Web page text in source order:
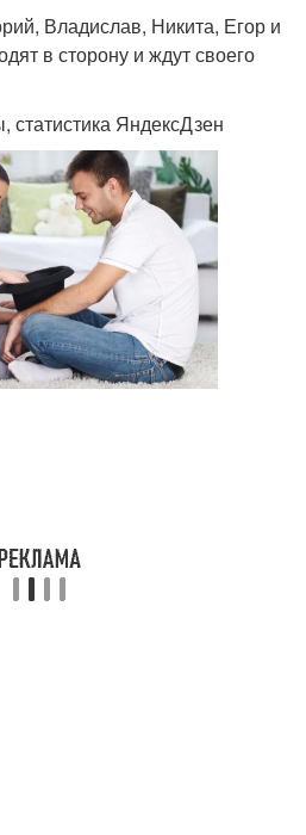
Владислав, Никита, Егор и
в сторону и ждут своего
ЯндексДзен